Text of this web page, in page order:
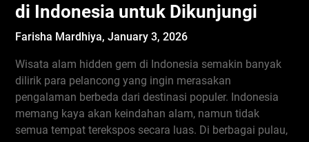
di Indonesia untuk Dikunjungi
Farisha Mardhiya,January 3, 2026
Wisata alam hidden gem di Indonesia semakin banyak
dilirik para pelancong yang ingin merasakan
pengalaman berbeda dari destinasi populer. Indonesia
memang kaya akan keindahan alam, namun tidak
semua tempat terekspos secara luas. Di berbagai pulau,